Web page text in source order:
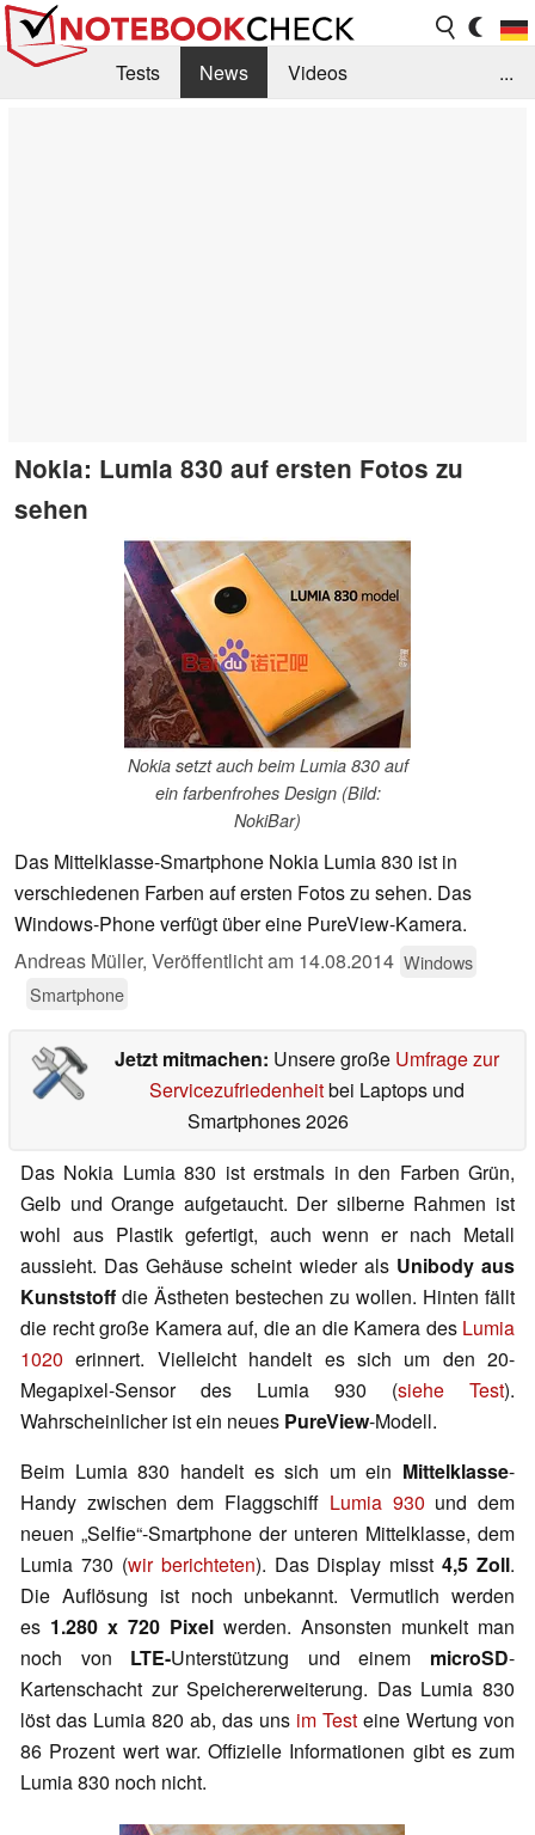
Tests News
Videos
...
Nokia: Lumia 830 auf ersten Fotos zu
sehen
Nokia setzt auch beim Lumia 830 auf
ein farbenfrohes Design (Bild:
NokiBar)
Das Mittelklasse-Smartphone Nokia Lumia 830 ist in
verschiedenen Farben auf ersten Fotos zu sehen. Das
Windows-Phone verfügt über eine PureView-Kamera.
Andreas Müller, Veröffentlicht am 14.08.2014 Windows
Smartphone
Jetzt mitmachen: Unsere große Umfrage zur
Servicezufriedenheitbei Laptops und
Smartphones 2026
Das Nokia Lumia 830 ist erstmals in den Farben Grün,
Gelb und Orange aufgetaucht. Der silberne Rahmen ist
wohl aus Plastik gefertigt, auch wenn er nach Metall
aussieht. Das Gehäuse scheint wieder als Unibody aus
Kunststoff die Ästheten bestechen zu wollen. Hinten fällt
die recht große Kamera auf, die an die Kamera des Lumia
1020 erinnert. Vielleicht handelt es sich um den 20-
Megapixel-Sensor des Lumia 930 (siehe Test).
Wahrscheinlicher ist ein neues PureView-Modell.
Beim Lumia 830 handelt es sich um ein Mittelklasse-
Handy zwischen dem Flaggschiff Lumia 930 und dem
neuen „Selfie“-Smartphone der unteren Mittelklasse, dem
Lumia 730 (wir berichteten). Das Display misst4,5 Zoll.
Die Auflösung ist noch unbekannt. Vermutlich werden
es 1.280 x 720 Pixel werden. Ansonsten munkelt man
noch von LTE-Unterstützung und einem microSD-
Kartenschacht zur Speichererweiterung. Das Lumia 830
löst das Lumia 820 ab, das uns im Test eine Wertung von
86 Prozent wert war. Offizielle Informationen gibt es zum
Lumia 830 noch nicht.